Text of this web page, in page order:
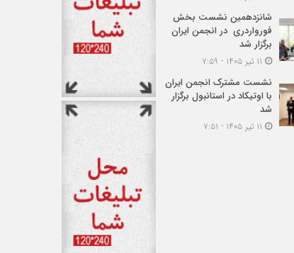
شانزدهمین نشست بخش
فورواردری در انجمن ایران
برگزار شد
نشست مشترک انجمن ایران
با اوتیکاد در استانبول برگزار
شد